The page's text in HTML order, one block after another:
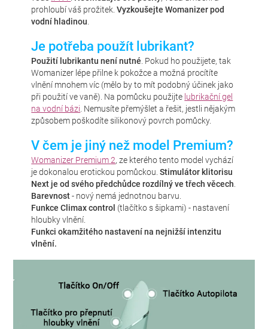
prohloubí váš prožitek.Vyzkoušejte Womanizer pod
vodní hladinou.
Je potřeba použít lubrikant?
Použití lubrikantu není nutné. Pokud ho použijete, tak
Womanizer lépe přilne k pokožce a možná procítíte
vlnění mnohem víc (mělo by to mít podobný účinek jako
při použití ve vaně). Na pomůcku použijte lubrikační gel
na vodní bázi. Nemusíte přemýšlet a řešit, jestli nějakým
způsobem poškodíte silikonový povrch pomůcky.
V čem je jiný než model Premium?
Womanizer Premium 2, ze kterého tento model vychází
je dokonalou erotickou pomůckou.Stimulátor klitorisu
Next je od svého předchůdce rozdílný ve třech věcech.
Barevnost- nový nemá jednotnou barvu.
Funkce Climax control (tlačítko s šipkami) - nastavení
hloubky vlnění.
Funkciokamžitého nastavení na nejnižší intenzitu
vlnění.